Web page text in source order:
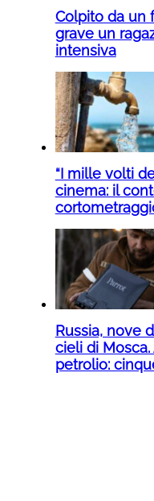
Colpito da un
grave un
intensiva
“I mille volti
cinema: il
Russia, nove
cieli di
petrolio: